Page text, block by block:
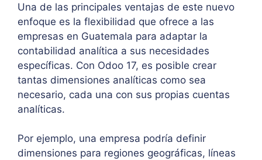
Una de las principales ventajas de este nuevo
enfoque es la flexibilidad que ofrece a las
empresas en Guatemala para adaptar la
contabilidad analítica a sus necesidades
específicas. Con Odoo 17, es posible crear
tantas dimensiones analíticas como sea
necesario, cada una con sus propias cuentas
analíticas.
Por ejemplo, una empresa podría definir
dimensiones para regiones geográficas, líneas